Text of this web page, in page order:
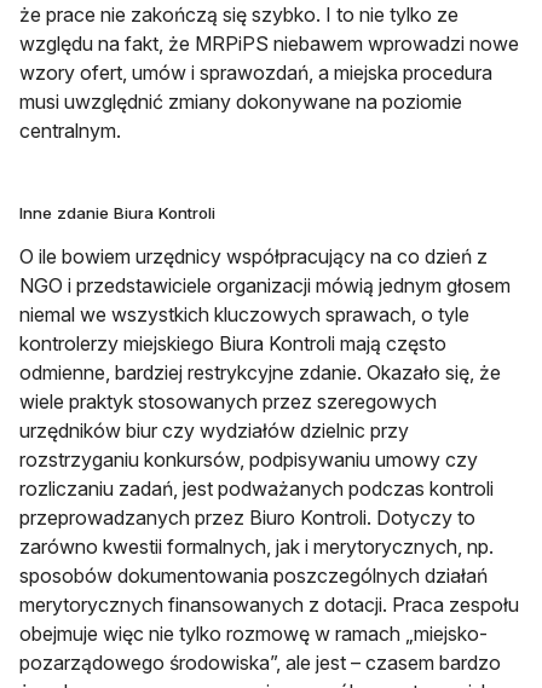
że prace nie zakończą się szybko. I to nie tylko ze
względu na fakt, że MRPiPS niebawem wprowadzi nowe
wzory ofert, umów i sprawozdań, a miejska procedura
musi uwzględnić zmiany dokonywane na poziomie
centralnym.
Inne zdanie Biura Kontroli
O ile bowiem urzędnicy współpracujący na co dzień z
NGO i przedstawiciele organizacji mówią jednym głosem
niemal we wszystkich kluczowych sprawach, o tyle
kontrolerzy miejskiego Biura Kontroli mają często
odmienne, bardziej restrykcyjne zdanie. Okazało się, że
wiele praktyk stosowanych przez szeregowych
urzędników biur czy wydziałów dzielnic przy
rozstrzyganiu konkursów, podpisywaniu umowy czy
rozliczaniu zadań, jest podważanych podczas kontroli
przeprowadzanych przez Biuro Kontroli. Dotyczy to
zarówno kwestii formalnych, jak i merytorycznych, np.
sposobów dokumentowania poszczególnych działań
merytorycznych finansowanych z dotacji. Praca zespołu
obejmuje więc nie tylko rozmowę w ramach „miejsko-
pozarządowego środowiska”, ale jest – czasem bardzo